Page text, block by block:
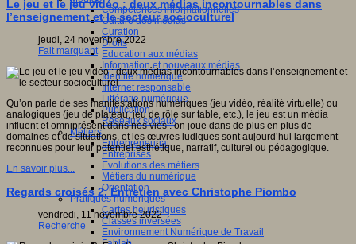
Compétences informationnelles
Culture des médias
Curation
Droits
Education aux médias
Information et nouveaux médias
Identité numérique
Internet responsable
Littératie numérique
Publication
Réseaux sociaux
Métiers
Entrepreneuriat
Entreprises
Evolutions des métiers
Métiers du numérique
Orientation
Pratiques numériques
Cartes heuristiques
Classes inversées
Environnement Numérique de Travail
Le jeu et le jeu vidéo : deux médias incontournables dans
l’enseignement et le secteur socioculturel
jeudi, 24 novembre 2022
Fait marquant
Qu’on parle de ses manifestations numériques (jeu vidéo, réalité virtuelle) ou
analogiques (jeu de plateau, jeu de rôle sur table, etc.), le jeu est un média
influent et omniprésent dans nos vies : on joue dans de plus en plus de
domaines et de situations, et les œuvres ludiques sont aujourd’hui largement
reconnues pour leur potentiel esthétique, narratif, culturel ou pédagogique.
En savoir plus...
Regards croisés 2. Entretien avec Christophe Piombo
vendredi, 11 novembre 2022
Recherche